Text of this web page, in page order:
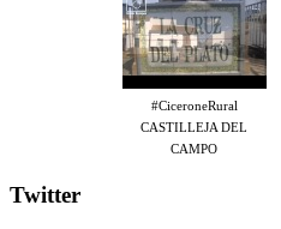
#CiceroneRural
CASTILLEJA DEL
CAMPO
Twitter